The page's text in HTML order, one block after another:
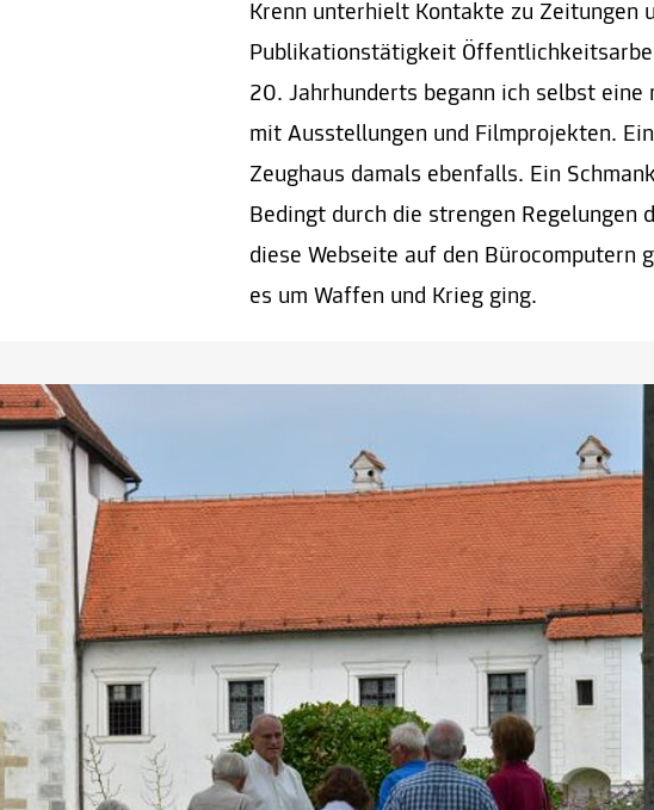
Krenn unterhielt Kontakte zu Zeitungen
Publikationstätigkeit
20. Jahrhunderts begann ich selbst
mit Ausstellungen und Filmprojekten.
Zeughaus damals ebenfalls. Ein
Bedingt durch die strengen Regelungen
diese Webseite auf den Bürocomputern
es um Waffen und Krieg ging.